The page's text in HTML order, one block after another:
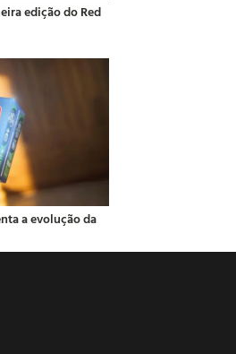
edição do Red
a evolução da